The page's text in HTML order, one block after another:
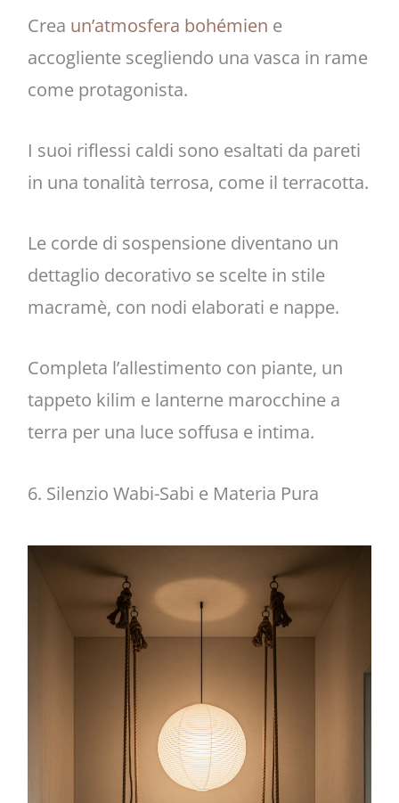
Crea un’atmosfera bohémien e
accogliente scegliendo una vasca in rame
come protagonista.
I suoi riflessi caldi sono esaltati da pareti
in una tonalità terrosa, come il terracotta.
Le corde di sospensione diventano un
dettaglio decorativo se scelte in stile
macramè, con nodi elaborati e nappe.
Completa l’allestimento con piante, un
tappeto kilim e lanterne marocchine a
terra per una luce soffusa e intima.
6. Silenzio Wabi-Sabi e Materia Pura